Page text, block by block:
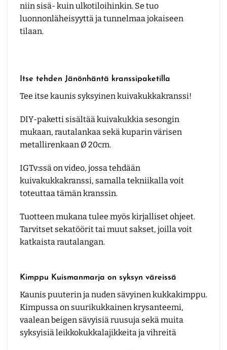
niin sisä- kuin ulkotiloihinkin. Se tuo
luonnonläheisyyttä ja tunnelmaa jokaiseen
tilaan.
Itse tehden Jänönhäntä kranssipaketilla
Tee itse kaunis syksyinen kuivakukkakranssi!
DIY-paketti sisältää kuivakukkia sesongin
mukaan, rautalankaa sekä kuparin värisen
metallirenkaan Ø 20cm.
IGTv:ssä on video, jossa tehdään
kuivakukkakranssi, samalla tekniikalla voit
toteuttaa tämän kranssin.
Tuotteen mukana tulee myös kirjalliset ohjeet.
Tarvitset sekatöörit tai muut sakset, joilla voit
katkaista rautalangan.
Kimppu Kuismanmarja on syksyn väreissä
Kaunis puuterin ja nuden sävyinen kukkakimppu.
Kimpussa on suurikukkainen krysanteemi,
vaalean beigen sävyisiä ruusuja sekä muita
syksyisiä leikkokukkalajikkeita ja vihreitä